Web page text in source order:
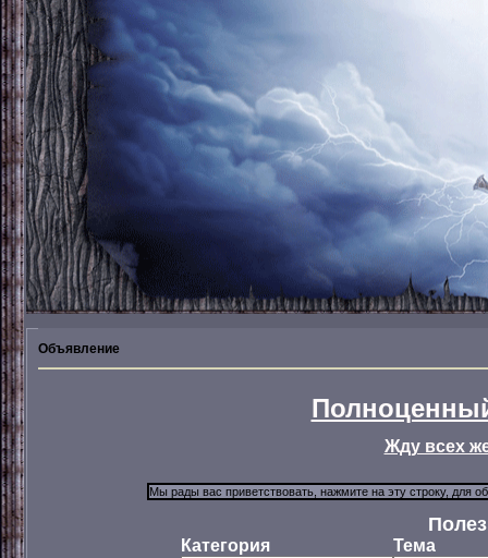
Объявление
Жду всех
Категория Тема